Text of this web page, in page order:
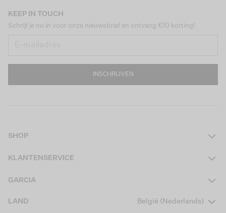
KEEP IN TOUCH
Schrijf je nu in voor onze nieuwsbrief en ontvang €10 korting!
INSCHRIJVEN
SHOP
Boys Teens
KLANTENSERVICE
GARCIA
LAND België (Nederlands)